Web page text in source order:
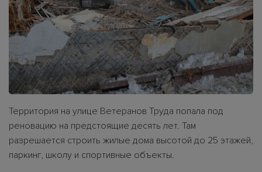
Территория на улице Ветеранов Труда попала под
реновацию на предстоящие десять лет. Там
разрешается строить жилые дома высотой до 25 этажей,
паркинг, школу и спортивные объекты.